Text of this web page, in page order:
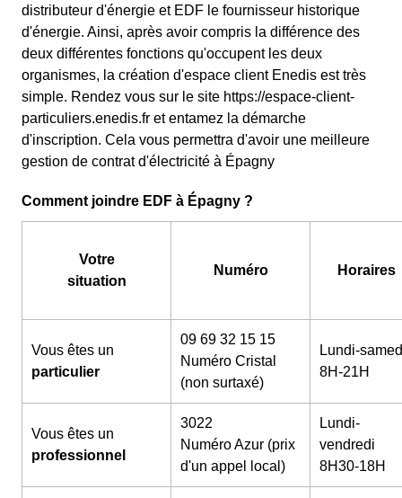
distributeur d'énergie et EDF le fournisseur historique
d'énergie. Ainsi, après avoir compris la différence des
deux différentes fonctions qu'occupent les deux
organismes, la création d'espace client Enedis est très
simple. Rendez vous sur le site https://espace-client-
particuliers.enedis.fr et entamez la démarche
d'inscription. Cela vous permettra d'avoir une meilleure
gestion de contrat d'électricité à Épagny
Comment joindre EDF à Épagny ?
Votre
situation
Numéro Horaires
Vous êtes un
particulier
09 69 32 15 15
Numéro Cristal
(non surtaxé)
Lundi-
8H-21H
Vous êtes un
professionnel
3022
Numéro Azur (prix
d'un appel local)
Lundi-
vendredi
8H30-18H